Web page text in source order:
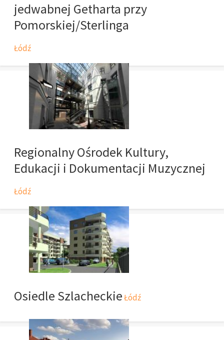
jedwabnej Getharta przy
Pomorskiej/Sterlinga
Łódź
Regionalny Ośrodek Kultury,
Edukacji i Dokumentacji Muzycznej
Łódź
Osiedle SzlacheckieŁódź